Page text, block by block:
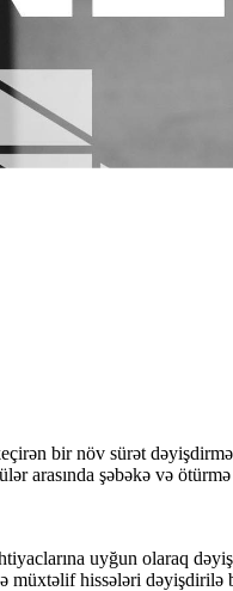
bir növ sürət dəyişdirmə
arasında şəbəkə və
uyğun olaraq
müxtəlif hissələri dəyişdirilə